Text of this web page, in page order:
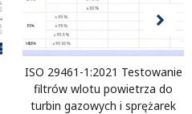
ISO 29461-1:2021 Testowanie
filtrów wlotu powietrza do
turbin gazowych i sprężarek